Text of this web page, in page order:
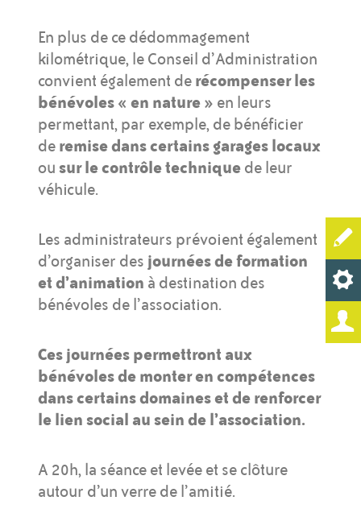
En plus de ce dédommagement
kilométrique, le Conseil d’Administration
convient également de récompenser les
bénévoles « en nature » en leurs
permettant, par exemple, de bénéficier
de remise dans certains garages locaux
ou sur le contrôle techniquede leur
véhicule.
Les administrateurs prévoient également
d’organiser des journées de formation
et d’animation à destination des
bénévoles de l’association.
Ces journées permettront aux
bénévoles de monter en compétences
dans certains domaines et de renforcer
le lien social au sein de l’association.
A 20h, la séance et levée et se clôture
autour d’un verre de l’amitié.